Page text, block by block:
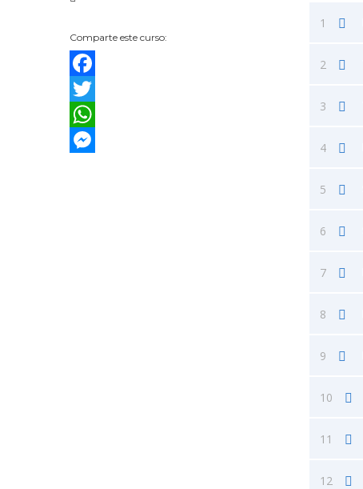
Comparte este curso:
Facebook
Twitter
WhatsApp
1
2
3
4
5
6
7
8
9
10
11
12